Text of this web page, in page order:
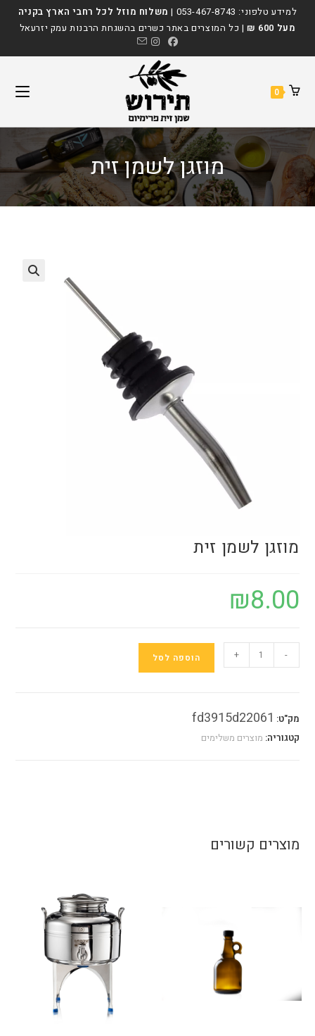
לתוכןלמידע טלפוני: 053-467-8743
| משלוח מוזל לכל רחבי הארץ בקניה
מעל 600 ₪
| כל המוצרים באתר כשרים בהשגחת הרבנות עמק יזרעאל
0
מוזגן לשמן זית
מוזגן לשמן זית
₪8.00
של
זית
-
+ הוספה לסל
מק"ט: fd3915d22061
קטגוריה: מוצרים משלימים
מוצרים קשורים